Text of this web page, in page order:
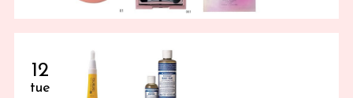
12
tue